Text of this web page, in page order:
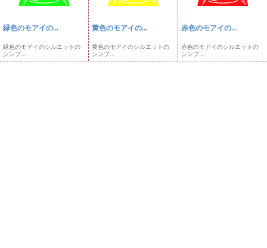
緑色のモアイの...
緑色のモアイのシルエットの
シンプ...
黄色のモアイの...
黄色のモアイのシルエットの
シンプ...
赤色のモアイの...
赤色のモアイのシルエットの
シンプ...